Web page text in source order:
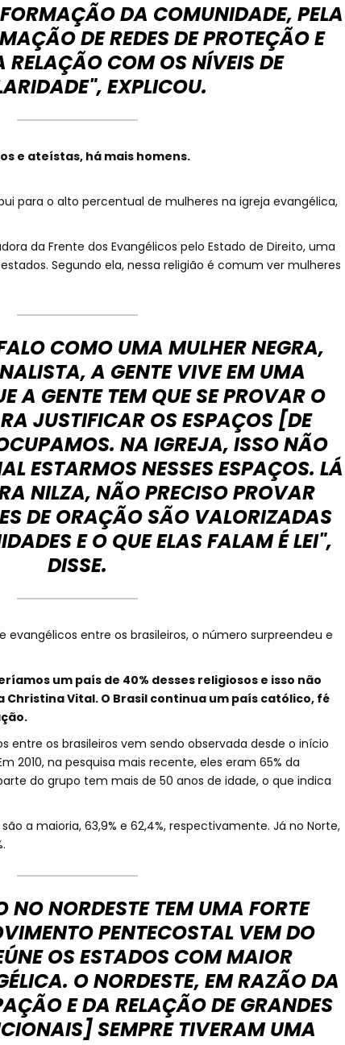
DA COMUNIDADE, PELA
DE REDES DE PROTEÇÃO E
RELAÇÃO COM OS NÍVEIS DE
EXPLICOU.
e ateístas, há mais homens.
para o alto percentual de mulheres na igreja evangélica,
da Frente dos Evangélicos pelo Estado de Direito, uma
Segundo ela, nessa religião é comum ver mulheres
COMO UMA MULHER NEGRA,
A GENTE VIVE EM UMA
A GENTE TEM QUE SE PROVAR O
JUSTIFICAR OS ESPAÇOS [DE
NA IGREJA, ISSO NÃO
ESTARMOS NESSES ESPAÇOS. LÁ
NILZA, NÃO PRECISO PROVAR
DE ORAÇÃO SÃO VALORIZADAS
E O QUE ELAS FALAM É LEI",
DISSE.
entre os brasileiros, o número surpreendeu e
um país de 40% desses religiosos e isso não
Vital. O Brasil continua um país católico, fé
entre os brasileiros vem sendo observada desde o início
2010, na pesquisa mais recente, eles eram 65% da
do grupo tem mais de 50 anos de idade, o que indica
a maioria, 63,9% e 62,4%, respectivamente. Já no Norte,
NO NORDESTE TEM UMA FORTE
PENTECOSTAL VEM DO
OS ESTADOS COM MAIOR
O NORDESTE, EM RAZÃO DA
E DA RELAÇÃO DE GRANDES
SEMPRE TIVERAM UMA